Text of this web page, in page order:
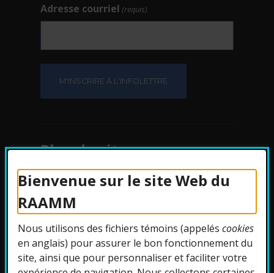
Bienvenue sur le site Web du
RAAMM
Nous utilisons des fichiers témoins (appeléscookies
en anglais) pour assurer le bon fonctionnement du
site, ainsi que pour personnaliser et faciliter votre
Adresse courriel (requis)
Plan du site
Protection des
renseignements
Accessibilité